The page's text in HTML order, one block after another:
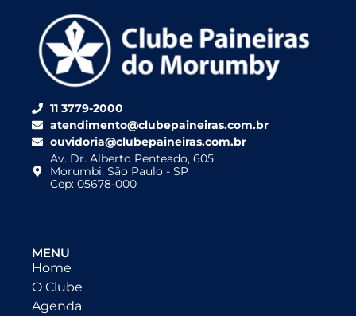
11 3779-2000
atendimento@clubepaineiras.com.br
ouvidoria@clubepaineiras.com.br
Av. Dr. Alberto Penteado, 605
Morumbi, São Paulo - SP
Cep: 05678-000
MENU
Home
O Clube
Agenda